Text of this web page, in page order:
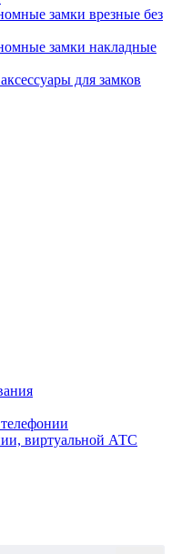
замки врезные без
замки накладные
для замков
виртуальной АТС